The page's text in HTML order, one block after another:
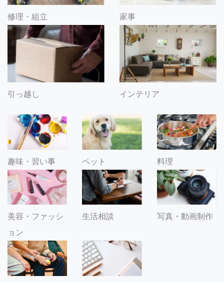
修理・組立 家事
引っ越し インテリア
趣味・習い事 ペット 料理
美容・ファッシ
ョン
生活相談 写真・動画制作